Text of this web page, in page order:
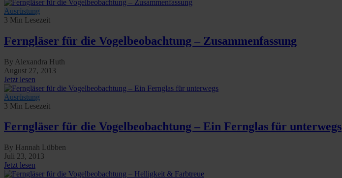
Ausrüstung
3 Min Lesezeit
Ferngläser für die Vogelbeobachtung – Zusammenfassung
By Alexandra Huth
August 27, 2013
Jetzt lesen
Ausrüstung
3 Min Lesezeit
Ferngläser für die Vogelbeobachtung – Ein Fernglas für unterwegs
By Hannah Lübben
Juli 23, 2013
Jetzt lesen